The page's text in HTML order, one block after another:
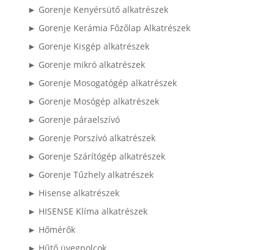
► Gorenje Kenyérsütő alkatrészek
► Gorenje Kerámia Főzőlap Alkatrészek
► Gorenje Kisgép alkatrészek
► Gorenje mikró alkatrészek
► Gorenje Mosogatógép alkatrészek
► Gorenje Mosógép alkatrészek
► Gorenje páraelszívó
► Gorenje Porszívó alkatrészek
► Gorenje Szárítógép alkatrészek
► Gorenje Tűzhely alkatrészek
► Hisense alkatrészek
► HISENSE Klíma alkatrészek
► Hőmérők